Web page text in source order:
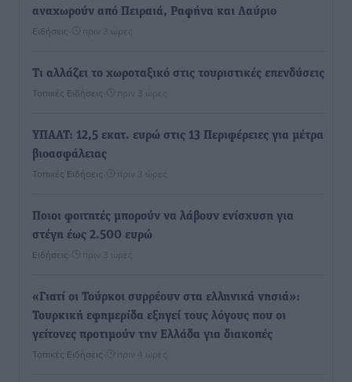
αναχωρούν από Πειραιά, Ραφήνα και Λαύριο
Ειδήσεις πριν 3 ώρες
Τι αλλάζει το χωροταξικό στις τουριστικές επενδύσεις
Τοπικές Ειδήσεις πριν 3 ώρες
ΥΠΑΑΤ: 12,5 εκατ. ευρώ στις 13 Περιφέρειες για μέτρα
βιοασφάλειας
Τοπικές Ειδήσεις πριν 3 ώρες
Ποιοι φοιτητές μπορούν να λάβουν ενίσχυση για
στέγη έως 2.500 ευρώ
Ειδήσεις πριν 3 ώρες
«Γιατί οι Τούρκοι συρρέουν στα ελληνικά νησιά»:
Τουρκική εφημερίδα εξηγεί τους λόγους που οι
γείτονες προτιμούν την Ελλάδα για διακοπές
Τοπικές Ειδήσεις πριν 4 ώρες